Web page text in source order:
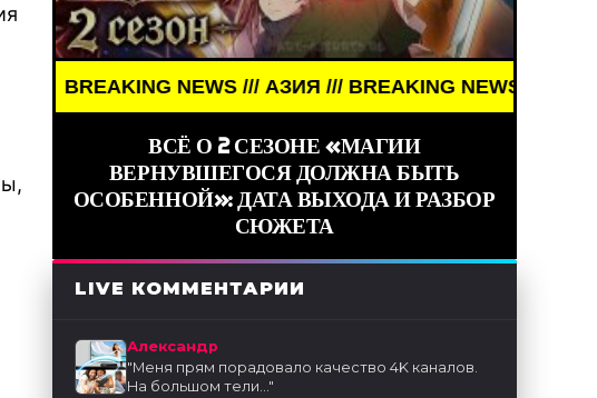
BREAKING NEWS /// АЗИЯ /// BREAKING NEWS /// АЗИЯ ///
ВСЁ О 2 СЕЗОНЕ «МАГИИ
ВЕРНУВШЕГОСЯ ДОЛЖНА БЫТЬ
ОСОБЕННОЙ»: ДАТА ВЫХОДА И РАЗБОР
СЮЖЕТА
LIVE КОММЕНТАРИИ
Александр
"Меня прям порадовало качество 4K каналов.
На большом тели..."